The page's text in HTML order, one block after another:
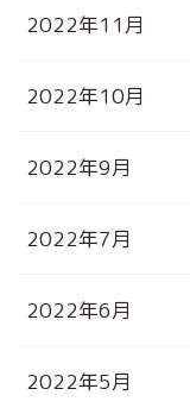
2022年11月
2022年10月
2022年9月
2022年7月
2022年6月
2022年5月